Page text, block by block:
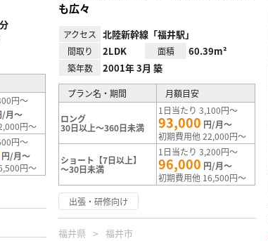
円～
/月～
円～
円～
円/月～
円～
も広々
アクセス 北陸新幹線「福井駅」
間取り 2LDK 面積 60.39m²
築年数 2001年 3月 築
プラン名・期間 月額目安
ロング
30日以上～360日未満
1日当たり 3,100円～
93,000 円/月～
初期費用他 22,000円～
ショート【7日以上】
～30日未満
1日当たり 3,200円～
96,000 円/月～
初期費用他 16,500円～
出張・研修向け
福井県 福井市